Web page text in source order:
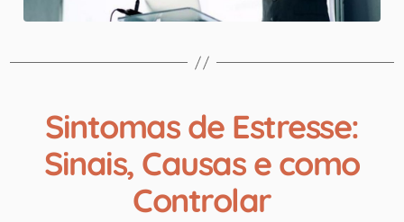
Sintomas de Estresse:
Sinais, Causas e como
Controlar